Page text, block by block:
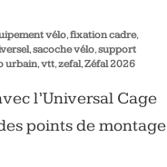
vélo,fixation cadre,
,sacoche vélo,support
urbain,vtt,zefal,Zéfal 2026
l’Universal Cage
points de montage